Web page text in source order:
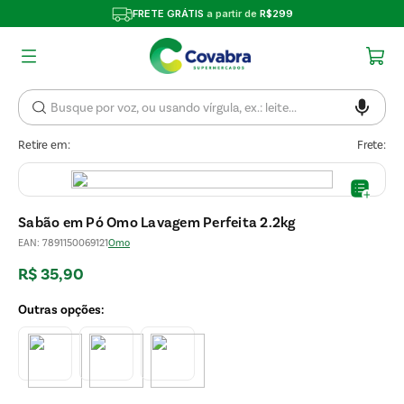
FRETE GRÁTIS a partir de R$299
Retire em: Frete:
Sabão em Pó Omo Lavagem Perfeita 2.2kg
EAN: 7891150069121Omo
R$35,90